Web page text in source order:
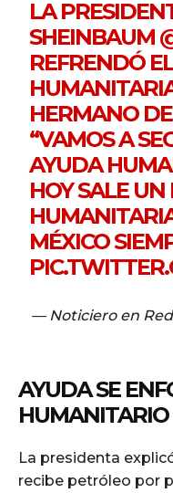
LA
SHEINBAUM
REFRENDÓ
HERMANO
“VAMOS A
AYUDA
HOY SALE
MÉXICO
— Noticiero en
AYUDA SE
HUMANITARIO
La presidenta
recibe petróleo por